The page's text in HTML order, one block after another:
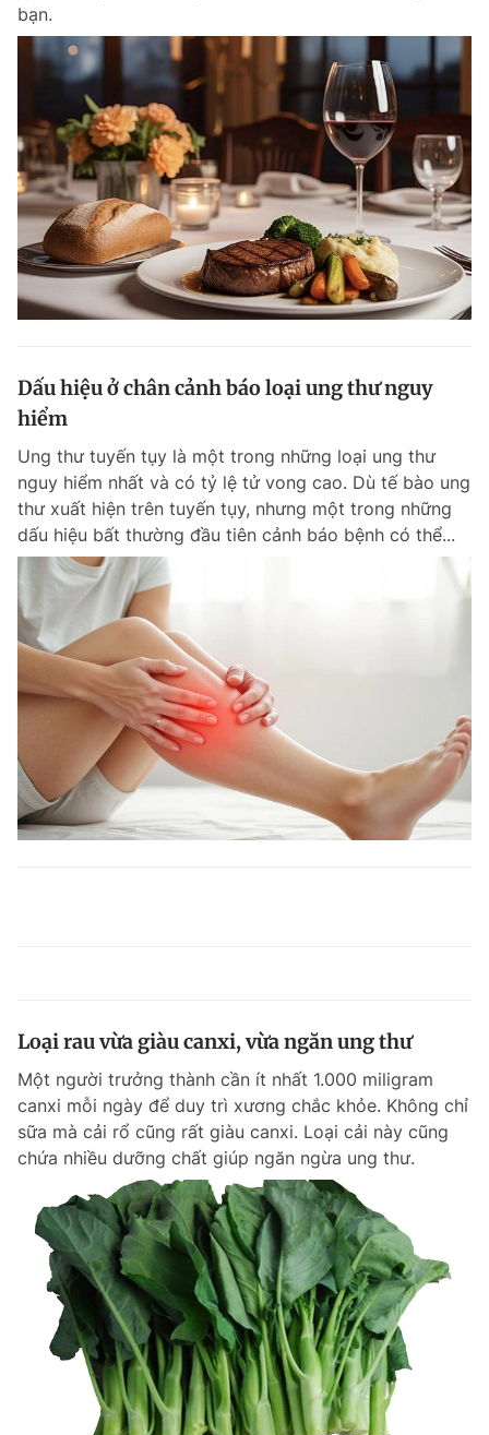
bạn.
Dấu hiệu ở chân cảnh báo loại ung thư nguy
hiểm
Ung thư tuyến tụy là một trong những loại ung thư
nguy hiểm nhất và có tỷ lệ tử vong cao. Dù tế bào ung
thư xuất hiện trên tuyến tụy, nhưng một trong những
dấu hiệu bất thường đầu tiên cảnh báo bệnh có thể...
Loại rau vừa giàu canxi, vừa ngăn ung thư
Một người trưởng thành cần ít nhất 1.000 miligram
canxi mỗi ngày để duy trì xương chắc khỏe. Không chỉ
sữa mà cải rổ cũng rất giàu canxi. Loại cải này cũng
chứa nhiều dưỡng chất giúp ngăn ngừa ung thư.